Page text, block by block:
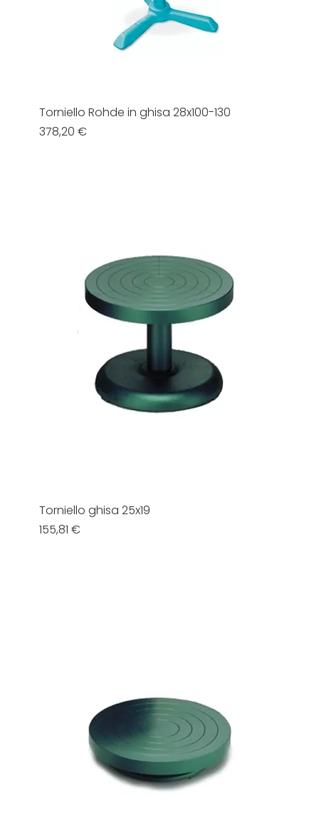
Torniello Rohde in ghisa 28x100-130
Prezzo
378,20 €
Torniello ghisa 25x19
Prezzo
155,81 €